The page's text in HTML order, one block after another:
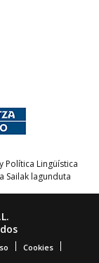
Política Lingüística
Sailak lagunduta
Cookies